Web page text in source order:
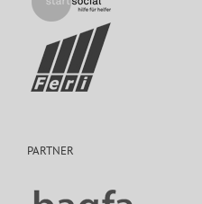
PARTNER